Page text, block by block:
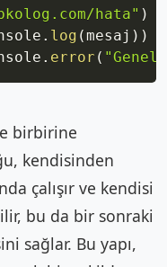
hata" )
. log (mesaj ) )
. error ( "Genel
birbirine
kendisinden
çalışır ve kendisi
bu da bir sonraki
sağlar. Bu yapı,